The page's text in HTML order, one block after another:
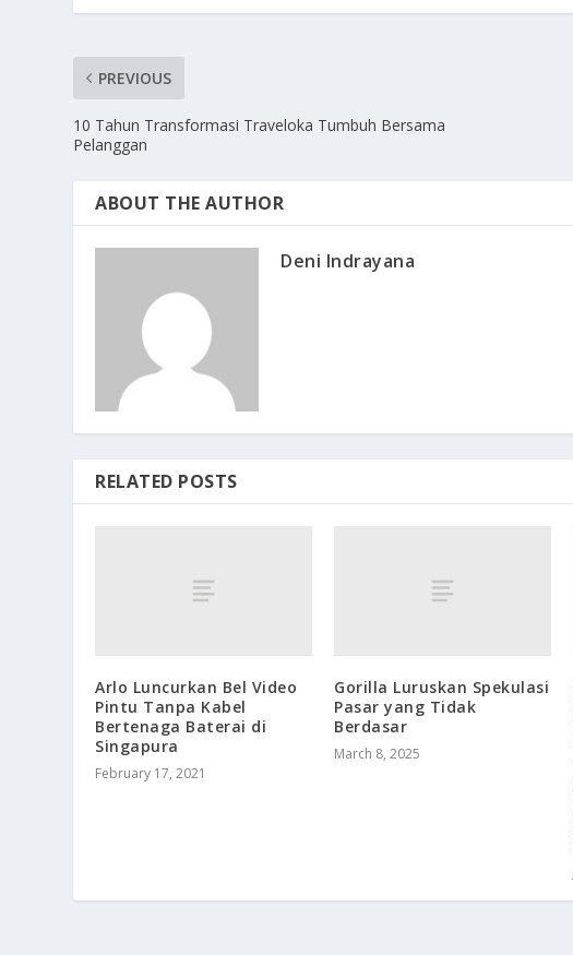
PREVIOUS
10 Tahun Transformasi Traveloka Tumbuh Bersama
Pelanggan
ABOUT THE AUTHOR
Deni Indrayana
RELATED POSTS
Arlo Luncurkan Bel Video
Pintu Tanpa Kabel
Bertenaga Baterai di
Singapura
February 17, 2021
Gorilla Luruskan Spekulasi
Pasar yang Tidak
Berdasar
March 8, 2025